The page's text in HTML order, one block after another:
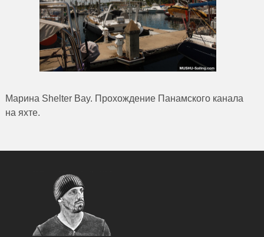
Марина Shelter Bay. Прохождение Панамского канала
на яхте.